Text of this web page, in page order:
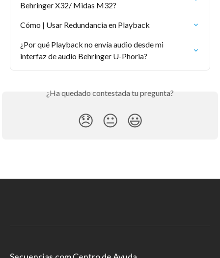
Behringer X32/ Midas M32?
Cómo | Usar Redundancia en Playback
¿Por qué Playback no envía audio desde mi
interfaz de audio Behringer U-Phoria?
¿Ha quedado contestada tu pregunta?
😞 😐 😃